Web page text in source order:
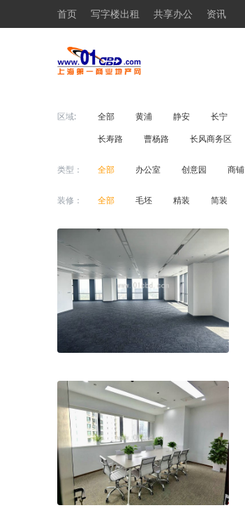
首页 写字楼出租 共享办公 资讯
区域: 全部 黄浦 静安 长宁
长寿路
曹杨路 长风商务区
类型： 全部 办公室 创意园 商铺
装修： 全部 毛坯 精装 简装